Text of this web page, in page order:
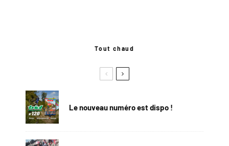
Tout chaud
Le nouveau numéro est dispo !